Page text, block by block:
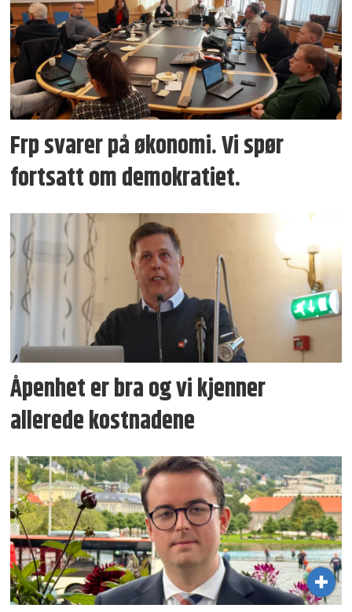
Frp svarer på økonomi. Vi spør
fortsatt om demokratiet.
Åpenhet er bra og vi kjenner
allerede kostnadene